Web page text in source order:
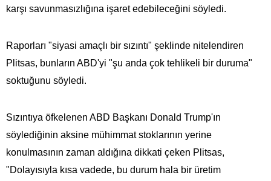
karşı savunmasızlığına işaret edebileceğini söyledi.
Raporları "siyasi amaçlı bir sızıntı" şeklinde nitelendiren
Plitsas, bunların ABD'yi "şu anda çok tehlikeli bir duruma"
soktuğunu söyledi.
Sızıntıya öfkelenen ABD Başkanı Donald Trump'ın
söylediğinin aksine mühimmat stoklarının yerine
konulmasının zaman aldığına dikkati çeken Plitsas,
"Dolayısıyla kısa vadede, bu durum hala bir üretim